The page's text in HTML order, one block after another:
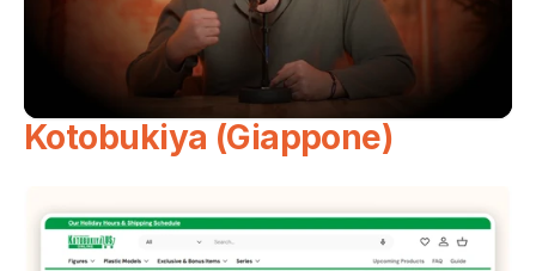
Kotobukiya (Giappone)